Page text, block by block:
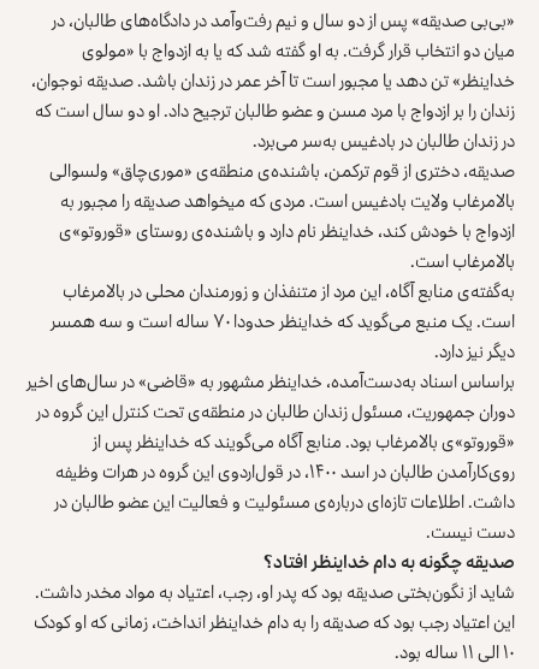
«بی‌بی صدیقه» پس از دو سال و نیم رفت‌وآمد در دادگاه‌های طالبان، در
میان دو انتخاب قرار گرفت. به او گفته شد که یا به ازدواج با «مولوی
خداینظر» تن دهد یا مجبور است تا آخر عمر در زندان باشد. صدیقه‌ نوجوان،
زندان را بر ازدواج با مرد مسن و عضو طالبان ترجیح داد. او دو سال است که
در زندان طالبان در بادغیس به‌سر می‌برد.
صدیقه، دختری از قوم ترکمن، باشنده‌ی منطقه‌ی «موری‌چاق» ولسوالی
بالامرغاب ولایت بادغیس است. مردی که می‎خواهد صدیقه را مجبور به
ازدواج با خودش کند، خداینظر نام دارد و باشنده‌ی روستای «قوروتو»ی
بالامرغاب است.
به‌گفته‌ی منابع آگاه، این مرد از متنفذان و زورمندان محلی در بالامرغاب
است. یک منبع می‌گوید که خداینظر حدودا ۷۰ ساله است و سه همسر
دیگر نیز دارد.
براساس اسناد به‌دست‌آمده، خداینظر مشهور به «قاضی» در سال‌های اخیر
دوران جمهوریت، مسئول زندان طالبان در منطقه‌ی تحت کنترل این گروه در
«قوروتو»ی بالامرغاب بود. منابع آگاه می‌گویند که خداینظر پس از
روی‌کارآمدن طالبان در اسد ۱۴۰۰، در قول‌اردوی این گروه در هرات وظیفه
داشت. اطلاعات تازه‌‌ای درباره‌ی مسئولیت و فعالیت این عضو طالبان در
دست نیست.
صدیقه چگونه به دام خداینظر افتاد؟
شاید از نگون‌بختی صدیقه بود که پدر او، رجب، اعتیاد به مواد مخدر داشت.
این اعتیاد رجب بود که صدیقه را به دام خداینظر انداخت، زمانی که او کودک
۱۰ الی ۱۱ ساله بود.